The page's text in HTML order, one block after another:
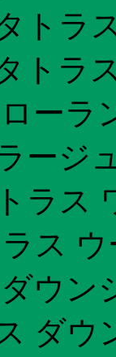
トラ
トラ
ーラ
ージ
ラス
ス
ウ
ダウ